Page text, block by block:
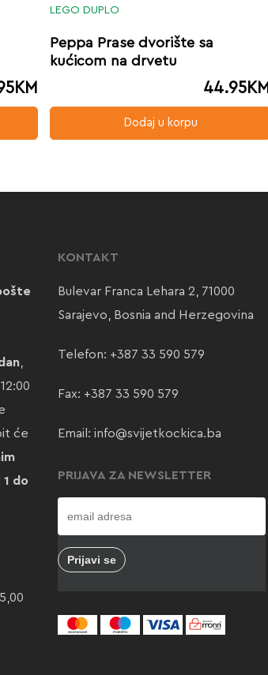
KM
LEGO DUPLO
Peppa Prase dvorište sa
kućicom na drvetu
44.95KM
Dodaj u korpu
,
će
1 do
KONTAKT
Bulevar Franca Lehara 2, 71000
Sarajevo, Bosnia and Herzegovina
Telefon: +387 33 590 579
Fax: +387 33 590 579
Email: info@svijetkockica.ba
PRIJAVA ZA NEWSLETTER